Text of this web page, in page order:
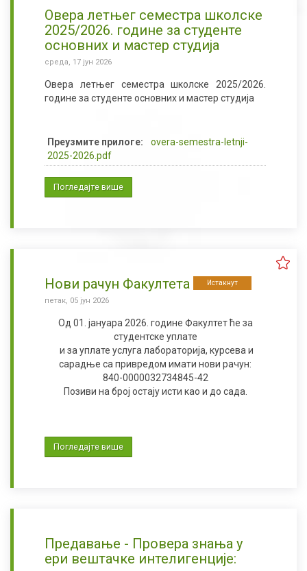
Овера летњег семестра школске
2025/2026. године за студенте
основних и мастер студија
среда, 17 јун 2026
Овера летњег семестра школске 2025/2026.
године за студенте основних и мастер студија
Преузмите прилоге:
overa-semestra-letnji-
2025-2026.pdf
Погледајте више
Нови рачун Факултета Истакнут
петак, 05 јун 2026
Од 01. јануара 2026. године Факултет ће за
студентске уплате
и за уплате услуга лабораторија, курсева и
сарадње са привредом имати нови рачун:
840-0000032734845-42
Позиви на број остају исти као и до сада.
Погледајте више
Предавање - Провера знања у
ери вештачке интелигенције: